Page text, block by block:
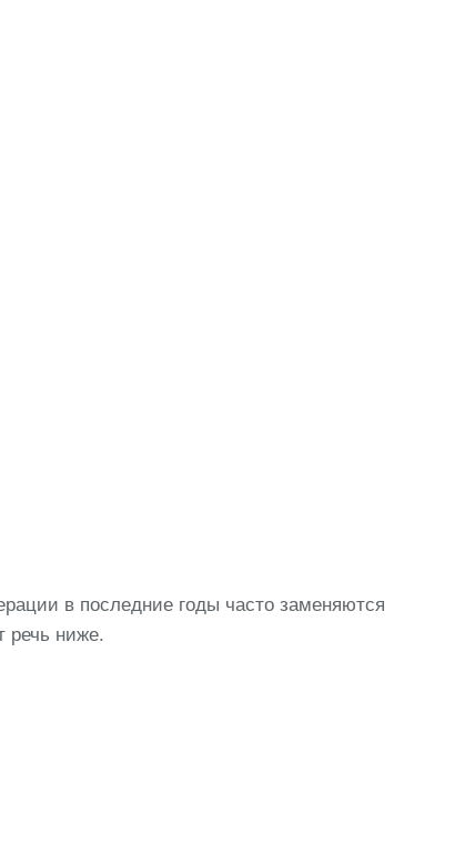
в последние годы часто заменяются
речь ниже.